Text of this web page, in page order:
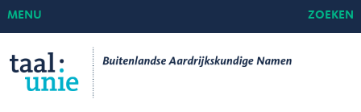
MENU ZOEKEN